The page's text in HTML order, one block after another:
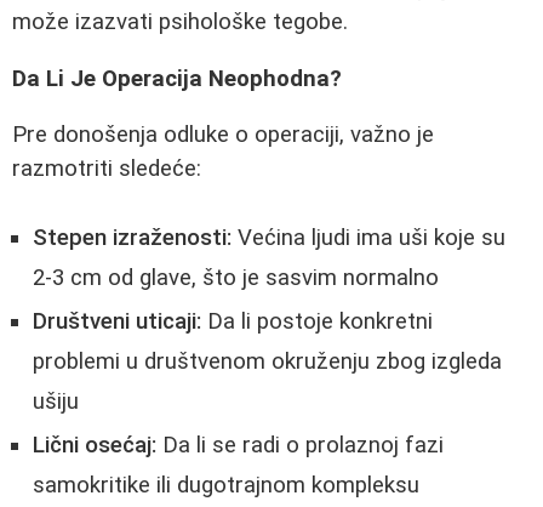
može izazvati psihološke tegobe.
Da Li Je Operacija Neophodna?
Pre donošenja odluke o operaciji, važno je
razmotriti sledeće:
Stepen izraženosti: Većina ljudi ima uši koje su
2-3 cm od glave, što je sasvim normalno
Društveni uticaji: Da li postoje konkretni
problemi u društvenom okruženju zbog izgleda
ušiju
Lični osećaj: Da li se radi o prolaznoj fazi
samokritike ili dugotrajnom kompleksu